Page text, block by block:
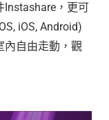
Instashare，更可
iOS, Android)
內自由走動，觀